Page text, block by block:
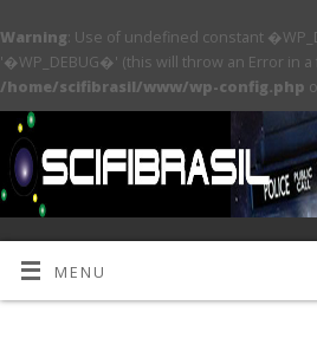
Warning: Use of undefined constant
'�WP_DEBUG�' (this will throw an Error in
/home/scifibrasil/www/wp-config.php
MENU